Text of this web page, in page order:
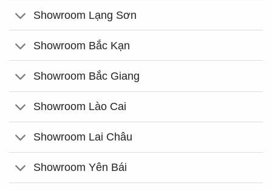
Showroom Lạng Sơn
Showroom Bắc Kạn
Showroom Bắc Giang
Showroom Lào Cai
Showroom Lai Châu
Showroom Yên Bái